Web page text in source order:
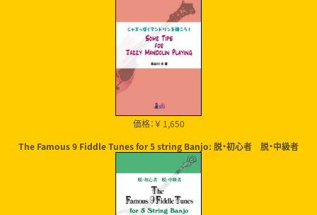
価格：￥ 1,650
The Famous 9 Fiddle Tunes for 5 string Banjo: 脱・初心者 脱・中級者